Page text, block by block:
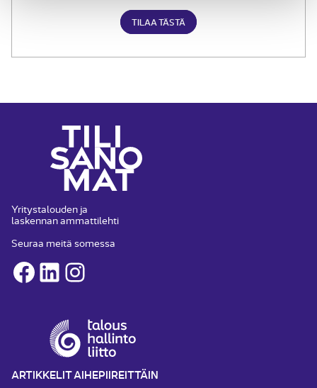
TILAA TÄSTÄ
Yritystalouden ja
laskennan ammattilehti
Seuraa meitä somessa
Facebook
LinkedInInstagram
ARTIKKELIT AIHEPIIREITTÄIN